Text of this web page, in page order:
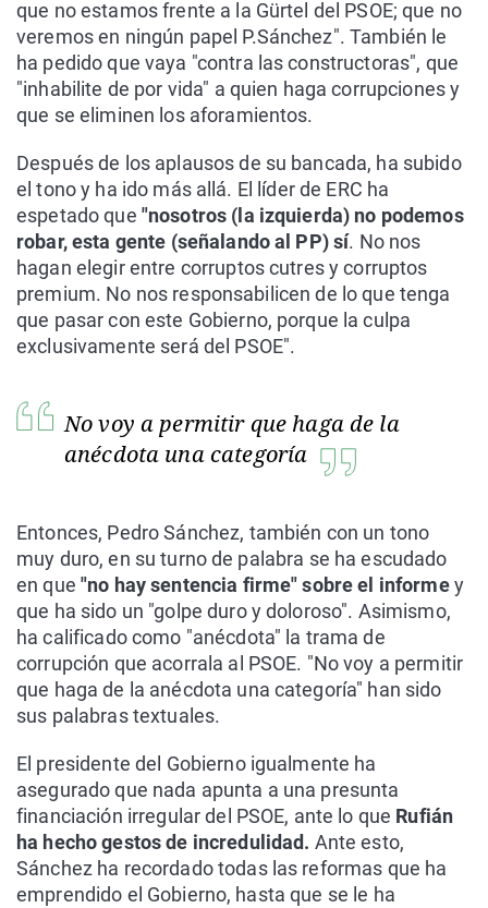
que no estamos frente a la Gürtel del PSOE; que no
veremos en ningún papel P.Sánchez". También le
ha pedido que vaya "contra las constructoras", que
"inhabilite de por vida" a quien haga corrupciones y
que se eliminen los aforamientos.
Después de los aplausos de su bancada, ha subido
el tono y ha ido más allá. El líder de ERC ha
espetado que "nosotros (la izquierda) no podemos
robar, esta gente (señalando al PP) sí. No nos
hagan elegir entre corruptos cutres y corruptos
premium. No nos responsabilicen de lo que tenga
que pasar con este Gobierno, porque la culpa
exclusivamente será del PSOE".
No voy a permitir que haga de la
anécdota una categoría
Entonces, Pedro Sánchez, también con un tono
muy duro, en su turno de palabra se ha escudado
en que "no hay sentencia firme" sobre el informey
que ha sido un "golpe duro y doloroso". Asimismo,
ha calificado como "anécdota" la trama de
corrupción que acorrala al PSOE. "No voy a permitir
que haga de la anécdota una categoría" han sido
sus palabras textuales.
El presidente del Gobierno igualmente ha
asegurado que nada apunta a una presunta
financiación irregular del PSOE, ante lo que Rufián
ha hecho gestos de incredulidad. Ante esto,
Sánchez ha recordado todas las reformas que ha
emprendido el Gobierno, hasta que se le ha